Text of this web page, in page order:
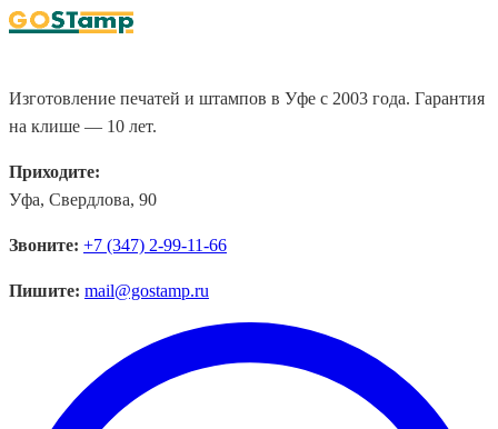
Изготовление печатей и штампов в Уфе с 2003 года. Гарантия
на клише — 10 лет.
Приходите:
Уфа, Свердлова, 90
Звоните: +7 (347) 2-99-11-66
Пишите: mail@gostamp.ru